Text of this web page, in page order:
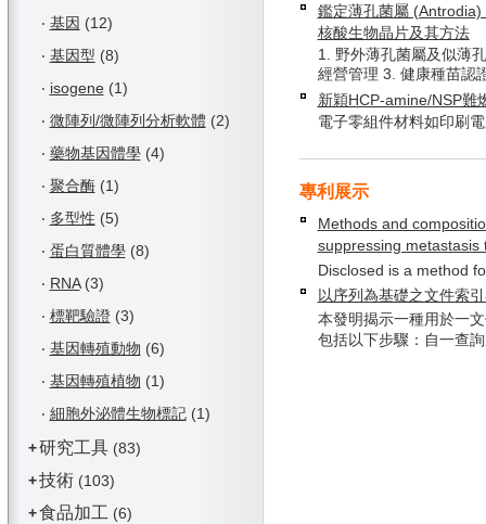
‧ 基因 (12)
‧ 基因型 (8)
‧ isogene(1)
‧ 微陣列/微陣列分析軟體 (2)
‧ 藥物基因體學(4)
‧ 聚合酶(1)
‧ 多型性 (5)
‧ 蛋白質體學(8)
‧ RNA(3)
‧ 標靶驗證(3)
‧ 基因轉殖動物 (6)
‧ 基因轉殖植物 (1)
‧ 細胞外泌體生物標記(1)
+研究工具(83)
+技術(103)
+食品加工 (6)
鑑定薄孔菌屬
核酸生物晶片及其方法
1. 野外薄孔菌屬及似薄
經營管理 3. 健康種苗認
新穎HCP-amine/NSP難
電子零組件材料如印刷
專利展示
Methods and
suppressing metastasis
Disclosed is a method
以序列為基礎之文件索
本發明揭示一種用於一
包括以下步驟：自一查